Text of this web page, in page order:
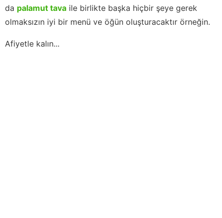
da palamut tava ile birlikte başka hiçbir şeye gerek
olmaksızın iyi bir menü ve öğün oluşturacaktır örneğin.
Afiyetle kalın...